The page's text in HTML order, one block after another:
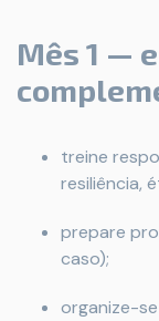
Mês 1 —
treine
resiliência,
prepare
caso);
organize-